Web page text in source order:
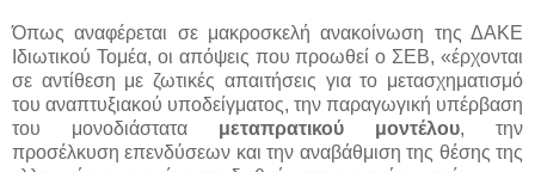
Όπως αναφέρεται σε μακροσκελή ανακοίνωση της ΔΑΚΕ
Ιδιωτικού Τομέα, οι απόψεις που προωθεί ο ΣΕΒ, «έρχονται
σε αντίθεση με ζωτικές απαιτήσεις για το μετασχηματισμό
του αναπτυξιακού υποδείγματος, την παραγωγική υπέρβαση
του μονοδιάστατα μεταπρατικού μοντέλου, την
προσέλκυση επενδύσεων και την αναβάθμιση της θέσης της